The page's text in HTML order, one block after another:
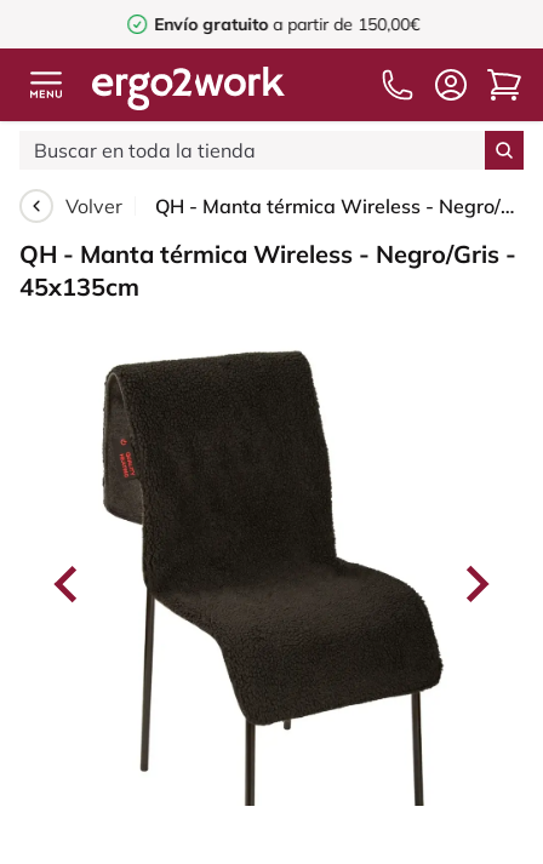
Envío gratuitoa partir de 150,00€
Volver QH - Manta térmica Wireless - Negro/Gris - 45x135cm
QH - Manta térmica Wireless - Negro/Gris -
45x135cm